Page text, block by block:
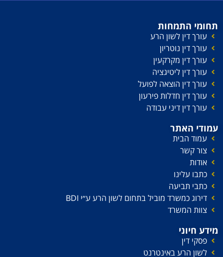
תחומי התמחות
עורך דין לשון הרע
עורך דין נוטריון
עורך דין מקרקעין
עורך דין ליטיגציה
עורך דין הוצאה לפועל
עורך דין חדלות פירעון
עורך דין דיני עבודה
עמודי האתר
עמוד הבית
צור קשר
אודות
כתבו עלינו
כתבי תביעה
דירוג כמשרד מוביל בתחום לשון הרע ע׳׳י BDI
צוות המשרד
מידע חיוני
פסקי דין
לשון הרע באינטרנט